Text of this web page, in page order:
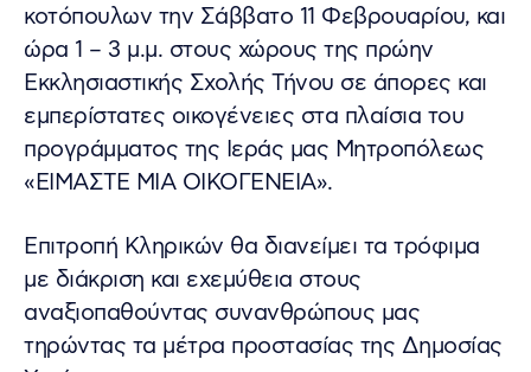
κοτόπουλων την Σάββατο 11 Φεβρουαρίου, και
ώρα 1 – 3 μ.μ. στους χώρους της πρώην
Εκκλησιαστικής Σχολής Τήνου σε άπορες και
εμπερίστατες οικογένειες στα πλαίσια του
προγράμματος της Ιεράς μας Μητροπόλεως
«ΕΙΜΑΣΤΕ ΜΙΑ ΟΙΚΟΓΕΝΕΙΑ».
Επιτροπή Κληρικών θα διανείμει τα τρόφιμα
με διάκριση και εχεμύθεια στους
αναξιοπαθούντας συνανθρώπους μας
τηρώντας τα μέτρα προστασίας της Δημοσίας